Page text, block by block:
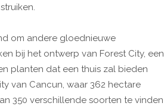
om andere gloednieuwe
bij het ontwerp van Forest City, een
planten dat een thuis zal bieden
van Cancun, waar 362 hectare
350 verschillende soorten te vinden